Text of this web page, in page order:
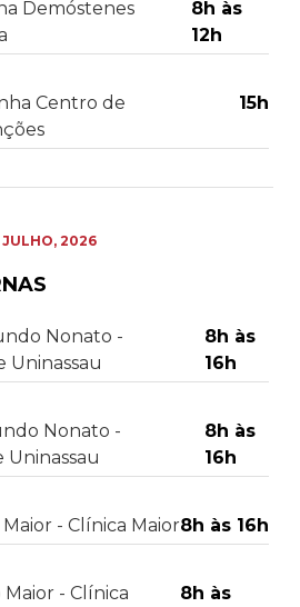
Demóstenes
8h às
12h
Centro de
15h
2026
Nonato -
Uninassau
8h às
16h
Nonato -
Uninassau
8h às
16h
- Clínica Maior8h às 16h
Maior - Clínica
8h às